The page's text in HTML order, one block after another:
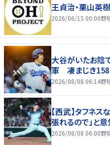
王貞治・栗山英
2026/06/15 00:00野
大谷がいたお陰
軍 凄まじき
2026/08/08 06:14野
【西武】タフネ
張れるので」と
2026/08/08 06:00野